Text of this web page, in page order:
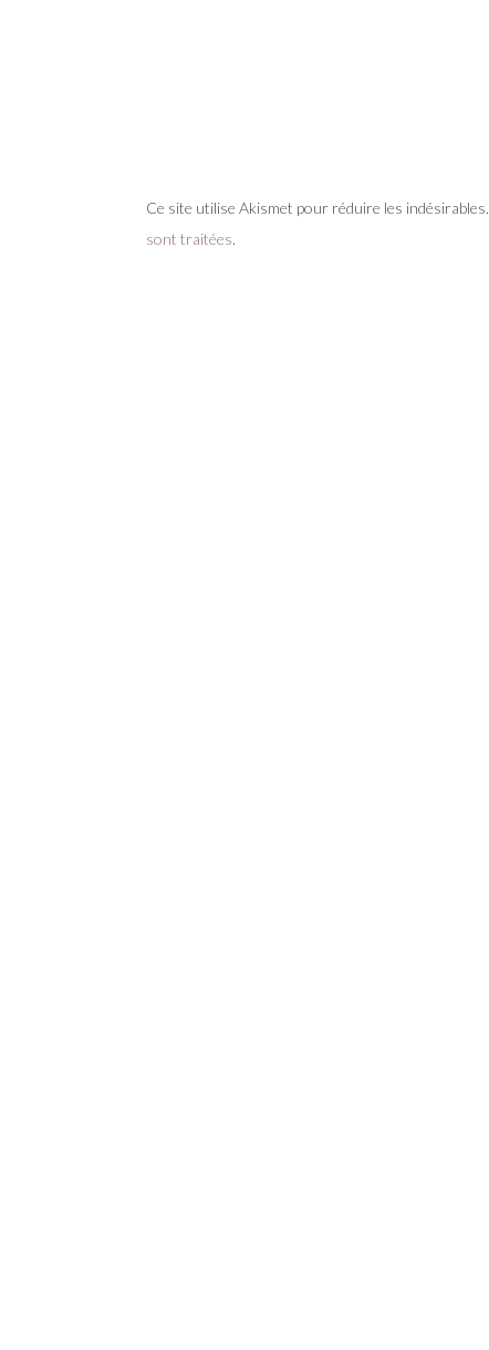
Ce site utilise Akismet pour réduire les indésirables.
sont traitées.